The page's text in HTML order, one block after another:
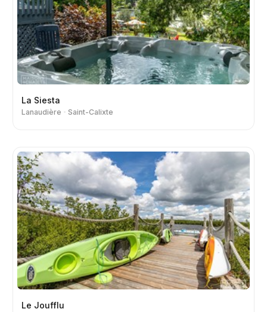
La Siesta
Lanaudière Saint-Calixte
Le Joufflu